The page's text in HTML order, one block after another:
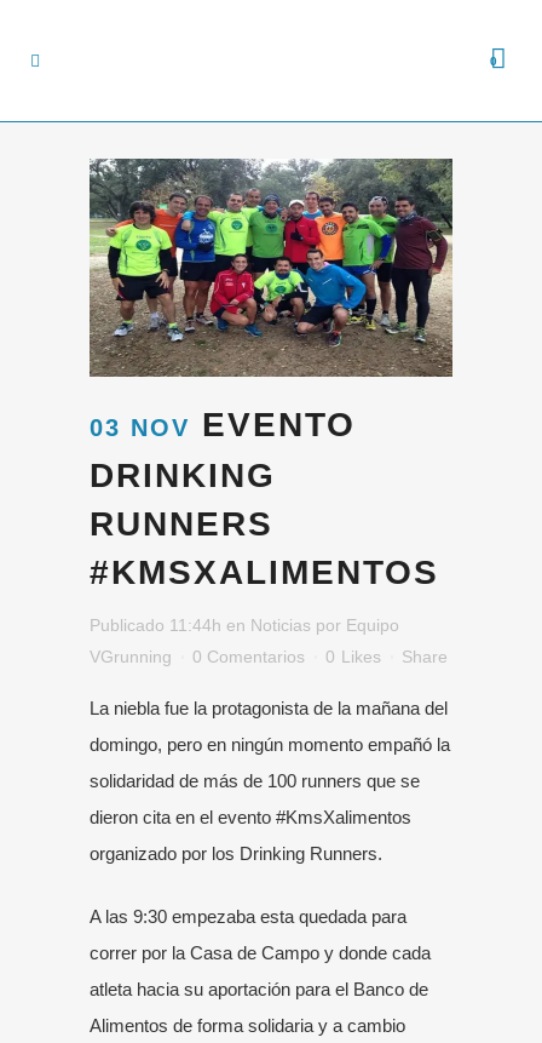
0
03 NOV EVENTO
DRINKING
RUNNERS
#KMSXALIMENTOS
Publicado 11:44h en Noticias por Equipo
VGrunning
0 Comentarios 0 Likes Share
La niebla fue la protagonista de la mañana del
domingo, pero en ningún momento empañó la
solidaridad de más de 100 runners que se
dieron cita en el evento #KmsXalimentos
organizado por los Drinking Runners.
A las 9:30 empezaba esta quedada para
correr por la Casa de Campo y donde cada
atleta hacia su aportación para el Banco de
Alimentos de forma solidaria y a cambio